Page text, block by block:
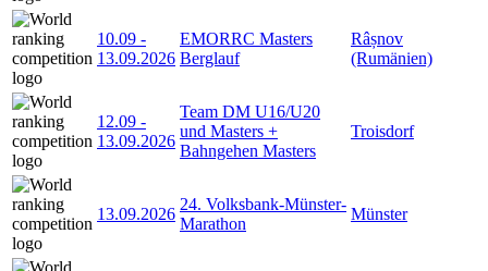
10.09 -
13.09.2026
EMORRC Masters
Berglauf
Râșnov
(Rumänien)
12.09 -
13.09.2026
Team DM U16/U20
und Masters +
Bahngehen Masters
Troisdorf
13.09.2026
24. Volksbank-Münster-
Marathon
Münster